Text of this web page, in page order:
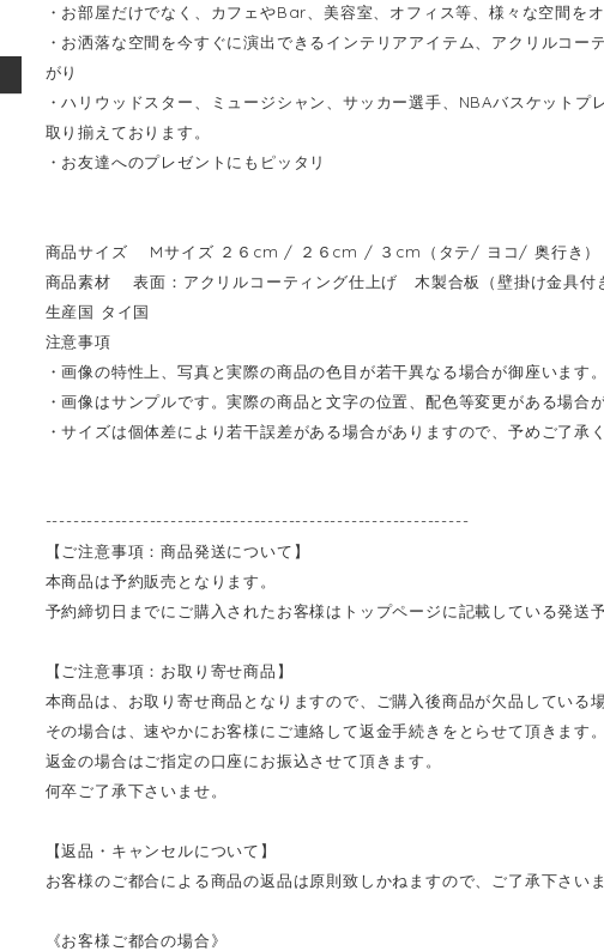
・お部屋だけでなく、カフェやBar、美容室、オフィス等、様々な空間を
・お洒落な空間を今すぐに演出できるインテリアアイテム、アクリルコ
がり
・ハリウッドスター、ミュージシャン、サッカー選手、NBAバスケット
取り揃えております。
・お友達へのプレゼントにもピッタリ
商品サイズ Mサイズ ２６cm / ２６cm / ３cm（タテ/ ヨコ/ 奥行き）
商品素材 表面：アクリルコーティング仕上げ 木製合板（壁掛け金具付
生産国 タイ国
注意事項
・画像の特性上、写真と実際の商品の色目が若干異なる場合が御座います。
・画像はサンプルです。実際の商品と文字の位置、配色等変更がある場合
・サイズは個体差により若干誤差がある場合がありますので、予めご了承
-------------------------------------------------------------
【ご注意事項：商品発送について】
本商品は予約販売となります。
予約締切日までにご購入されたお客様はトップページに記載している発送
【ご注意事項：お取り寄せ商品】
本商品は、お取り寄せ商品となりますので、ご購入後商品が欠品している
その場合は、速やかにお客様にご連絡して返金手続きをとらせて頂きます。
返金の場合はご指定の口座にお振込させて頂きます。
何卒ご了承下さいませ。
【返品・キャンセルについて】
お客様のご都合による商品の返品は原則致しかねますので、ご了承下さいま
《お客様ご都合の場合》